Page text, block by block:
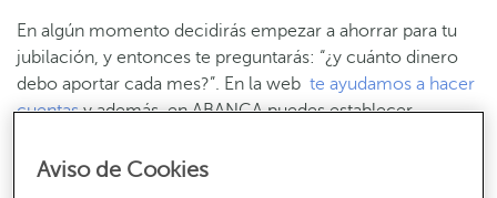
En algún momento decidirás empezar a ahorrar para tu
jubilación, y entonces te preguntarás: “¿y cuánto dinero
debo aportar cada mes?”. En la web te ayudamos a hacer
cuentasy además, en ABANCA puedes establecer
(trimestral, semestral o anual: la cantidad que tú quieras
Aviso de Cookies